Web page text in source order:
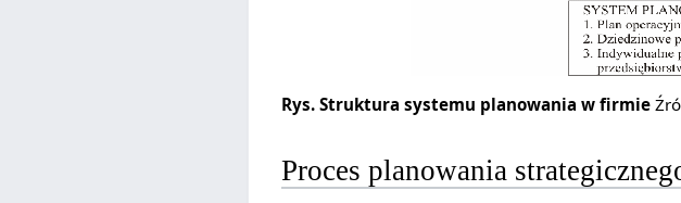
Rys. Struktura systemu planowania w firmie
Proces planowania